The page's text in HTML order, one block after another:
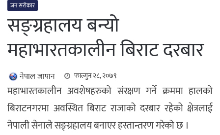
जन सरोकार
सङ्ग्रहालय बन्यो
महाभारतकालीन बिराट दरबार
नेपाल जापान फाल्गुन २८, २०७९
महाभारतकालीन अवशेषहरुको संरक्षण गर्ने क्रममा हालको
बिराटनगरमा अवस्थित बिराट राजाको दरबार रहेको क्षेत्रलाई
नेपाली सेनाले सङ्ग्रहालय बनाएर हस्तान्तरण गरेको छ ।